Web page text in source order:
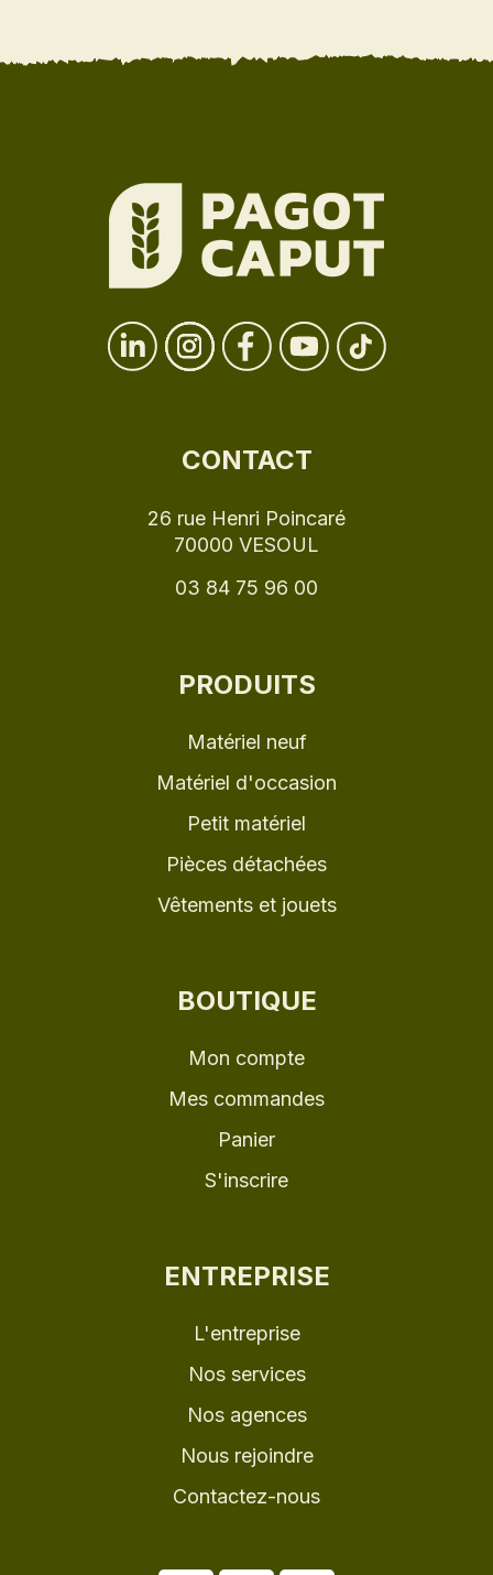
CONTACT
26 rue Henri Poincaré
70000 VESOUL
03 84 75 96 00
PRODUITS
Matériel neuf
Matériel d'occasion
Petit matériel
Pièces détachées
Vêtements et jouets
BOUTIQUE
Mon compte
Mes commandes
Panier
S'inscrire
ENTREPRISE
L'entreprise
Nos services
Nos agences
Nous rejoindre
Contactez-nous